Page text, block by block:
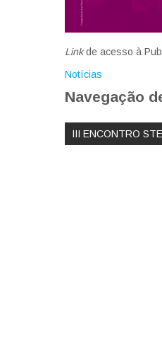
Linkde acesso à
Notícias
Navegação
III ENCONTRO